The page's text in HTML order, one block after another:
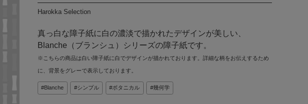
Harokka Selection
真っ白な障子紙に白の濃淡で描かれたデザインが美しい、
Blanche（ブランシュ）シリーズの障子紙です。
※こちらの商品は白い障子紙に白でデザインが描かれております。詳細な柄をお伝えするため
に、背景をグレーで表示しております。
Blanche シンプル ボタニカル 幾何学